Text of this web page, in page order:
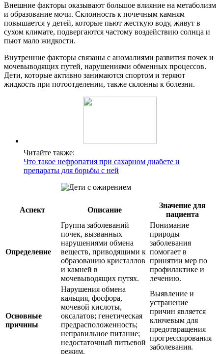
Внешние факторы оказывают большое влияние на метаболизм
и образование мочи. Склонность к почечным камням
повышается у детей, которые пьют жесткую воду, живут в
сухом климате, подвергаются частому воздействию солнца и
пьют мало жидкости.
Внутренние факторы связаны с аномалиями развития почек и
мочевыводящих путей, нарушениями обменных процессов.
Дети, которые активно занимаются спортом и теряют
жидкость при потоотделении, также склонны к болезни.
Читайте также:
Что такое нефропатия при сахарном диабете и
препараты для борьбы с ней
Аспект Описание
Значение для
пациента
Определение
Группа заболеваний
почек, вызванных
нарушениями обмена
веществ, приводящими к
образованию кристаллов
и камней в
мочевыводящих путях.
Понимание
природы
заболевания
помогает в
принятии мер по
профилактике и
лечению.
Основные
причины
Нарушения обмена
кальция, фосфора,
мочевой кислоты,
оксалатов; генетическая
предрасположенность;
неправильное питание;
недостаточный питьевой
режим.
Выявление и
устранение
причин является
ключевым для
предотвращения
прогрессирования
заболевания.